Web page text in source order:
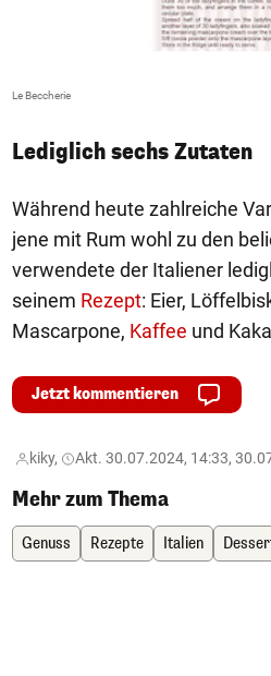
Le Beccherie
Lediglich sechs Zutaten
Während heute zahlreiche
jene mit Rum wohl zu den
verwendete der Italiener
seinem Rezept: Eier,
Mascarpone, Kaffee und
Jetzt kommentieren
kiky, Akt. 30.07.2024, 14:33,
Mehr zum Thema
Genuss Rezepte Italien